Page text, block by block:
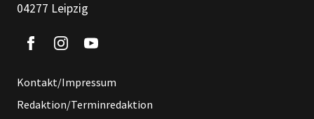
04277 Leipzig
Kontakt/Impressum
Redaktion/Terminredaktion